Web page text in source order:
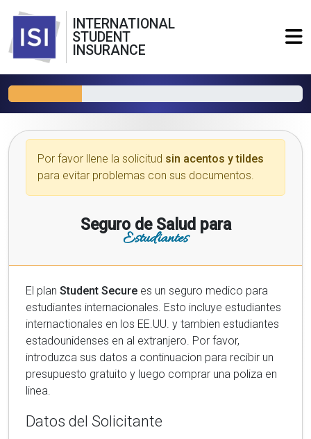
INTERNATIONAL
STUDENT
INSURANCE
Por favor llene la solicitud sin acentos y tildes
para evitar problemas con sus documentos.
Seguro de Salud para
Estudiantes
El plan Student Secure es un seguro medico para
estudiantes internacionales. Esto incluye estudiantes
internactionales en los EE.UU. y tambien estudiantes
estadounidenses en al extranjero. Por favor,
introduzca sus datos a continuacion para recibir un
presupuesto gratuito y luego comprar una poliza en
linea.
Datos del Solicitante